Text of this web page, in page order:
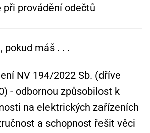
při provádění odečtů
pokud máš . . .
NV 194/2022 Sb. (dříve
- odbornou způsobilost k
na elektrických zařízeních
a schopnost řešit věci